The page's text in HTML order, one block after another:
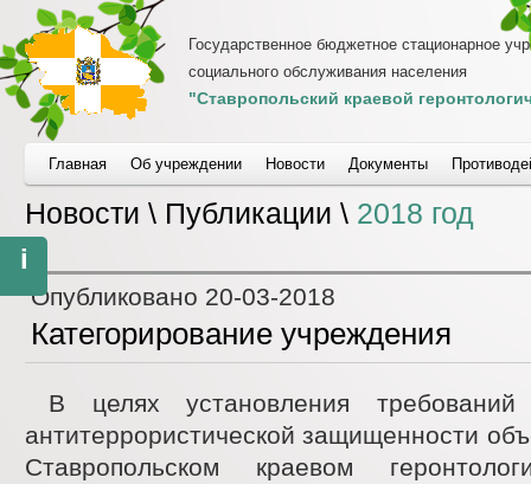
Государственное бюджетное стационарное
социального обслуживания населения
"Ставропольский краевой
i
Главная Об учреждении Новости Документы
Новости \ Публикации \ 2018 год
Опубликовано 20-03-2018
Категорирование учреждения
В целях установления
антитеррористической защищенности
Ставропольском краевом